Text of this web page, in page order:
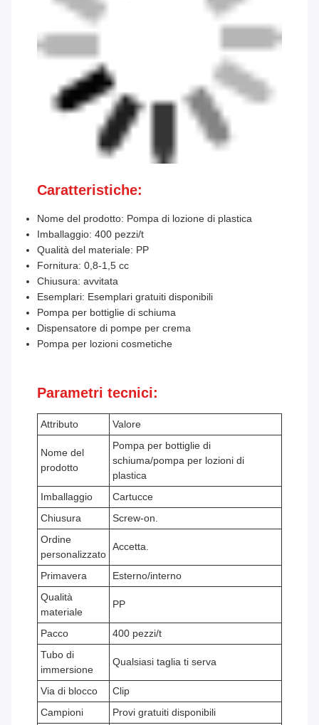
Caratteristiche:
Nome del prodotto: Pompa di lozione di plastica
Imballaggio: 400 pezzi/t
Qualità del materiale: PP
Fornitura: 0,8-1,5 cc
Chiusura: avvitata
Esemplari: Esemplari gratuiti disponibili
Pompa per bottiglie di schiuma
Dispensatore di pompe per crema
Pompa per lozioni cosmetiche
Parametri tecnici:
Attributo Valore
Nome del
prodotto
Pompa per bottiglie di
schiuma/pompa per lozioni di
plastica
Imballaggio
Cartucce
Chiusura
Screw-on.
Ordine
personalizzato
Accetta.
Primavera
Esterno/interno
Qualità
materiale
PP
Pacco
400 pezzi/t
Tubo di
immersione
Qualsiasi taglia ti serva
Via di blocco
Clip
Campioni
Provi gratuiti disponibili